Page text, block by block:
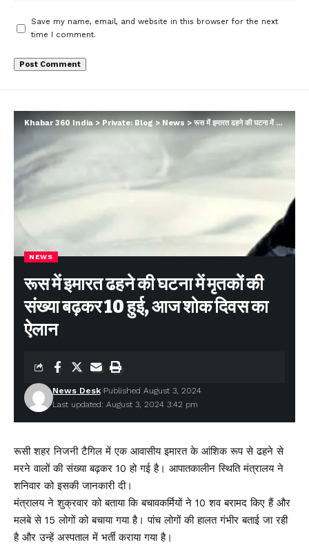
Save my name, email, and website in this browser for the next
time I comment.
Khabar 360 India > Private: Blog> News >रूस में इमारत ढहने की घटना में मृतकों की संख्या बढ़कर 10 हुई, आज शोक दिवस का ऐलान
NEWS
रूस में इमारत ढहने की घटना में मृतकों की
संख्या बढ़कर 10 हुई, आज शोक दिवस का
ऐलान
Last updated: August 3, 2024 3:42 pm
News Desk Published August 3, 2024
रूसी शहर निजनी टैगिल में एक आवासीय इमारत के आंशिक रूप से ढहने से
मरने वालों की संख्या बढ़कर 10 हो गई है। आपातकालीन स्थिति मंत्रालय ने
शनिवार को इसकी जानकारी दी।
मंत्रालय ने शुक्रवार को बताया कि बचावकर्मियों ने 10 शव बरामद किए हैं और
मलबे से 15 लोगों को बचाया गया है। पांच लोगों की हालत गंभीर बताई जा रही
है और उन्हें अस्पताल में भर्ती कराया गया है।